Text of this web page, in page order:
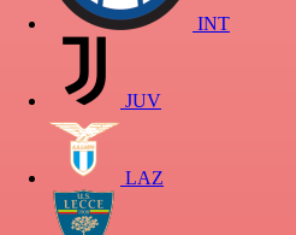
INT
JUV
LAZ